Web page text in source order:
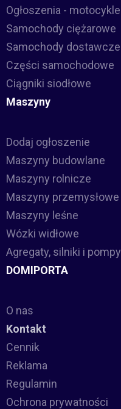
Ogłoszenia - motocykle
Samochody ciężarowe
Samochody dostawcze
Części samochodowe
Ciągniki siodłowe
Maszyny
Dodaj ogłoszenie
Maszyny budowlane
Maszyny rolnicze
Maszyny przemysłowe
Maszyny leśne
Wózki widłowe
Agregaty, silniki i pompy
DOMIPORTA
O nas
Kontakt
Cennik
Reklama
Regulamin
Ochrona prywatności